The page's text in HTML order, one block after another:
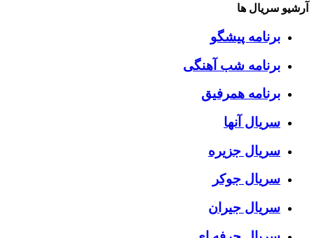
آرشیو سریال ها
برنامه پیشگو
برنامه شب آهنگی
برنامه همرفیق
سریال آنها
سریال جزیره
سریال جوکر
سریال جیران